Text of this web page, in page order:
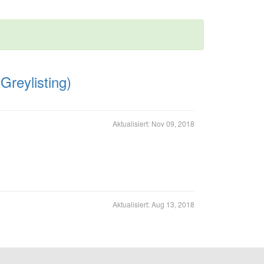
Aktualisiert: Nov 09, 2018
Aktualisiert:Aug 13, 2018